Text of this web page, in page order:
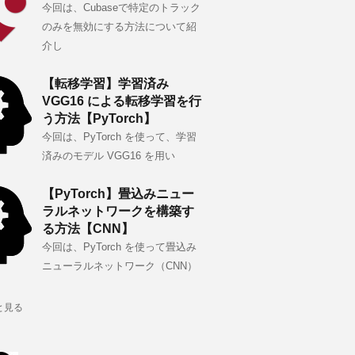
今回は、Cubaseで特定のトラック
のみを無効にする方法について紹
介し
【転移学習】学習済み
VGG16 による転移学習を行
う方法【PyTorch】
今回は、PyTorch を使って、学習
済みのモデル VGG16 を用い
【PyTorch】畳込みニュー
ラルネットワークを構築す
る方法【CNN】
今回は、PyTorch を使って畳込み
ニューラルネットワーク（CNN）
見る